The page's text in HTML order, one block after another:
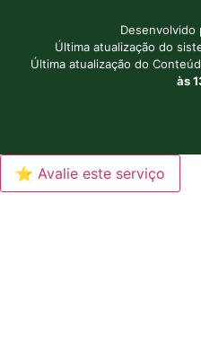
Desenvolvido
Última atualização do
Última atualização do
às
⭐ Avalie este serviço